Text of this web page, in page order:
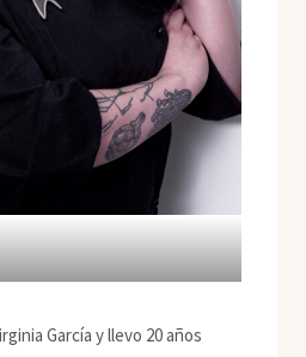
García y llevo 20 años